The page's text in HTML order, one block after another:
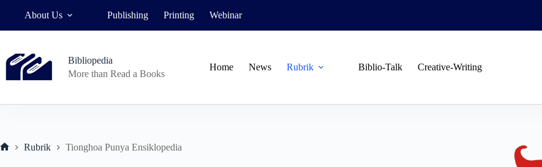
About Us Publishing Printing Webinar
Bibliopedia
More than Read a Books
Home News Rubrik Biblio-Talk Creative-Writing
Rubrik Tionghoa Punya Ensiklopedia